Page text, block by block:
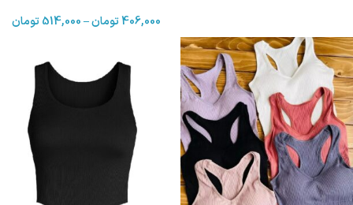
406,000تومان–
514,000تومان